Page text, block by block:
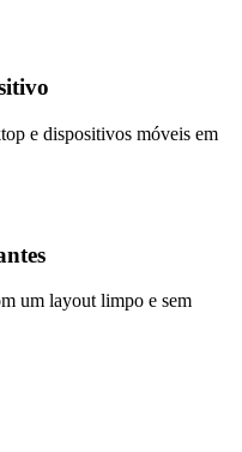
e dispositivos móveis em
um layout limpo e sem